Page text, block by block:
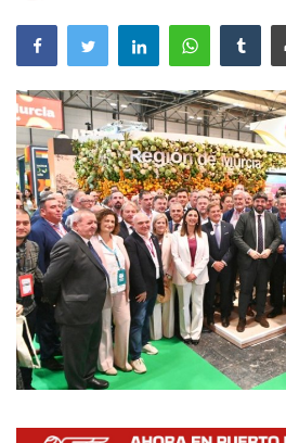
Mazarrón Hoy
Entrevistas
Reportajes
Empresas
Mapa de Mazarrón
Vídeos
Galerías
Contacto